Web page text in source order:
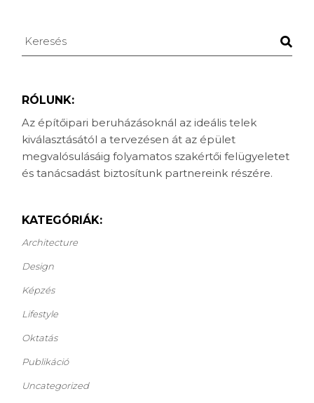
Keresés
RÓLUNK:
Az építőipari beruházásoknál az ideális telek
kiválasztásától a tervezésen át az épület
megvalósulásáig folyamatos szakértői felügyeletet
és tanácsadást biztosítunk partnereink részére.
KATEGÓRIÁK:
Architecture
Design
Képzés
Lifestyle
Oktatás
Publikáció
Uncategorized